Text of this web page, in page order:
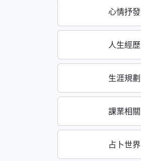
心情抒發
人生經歷
生涯規劃
課業相關
占卜世界